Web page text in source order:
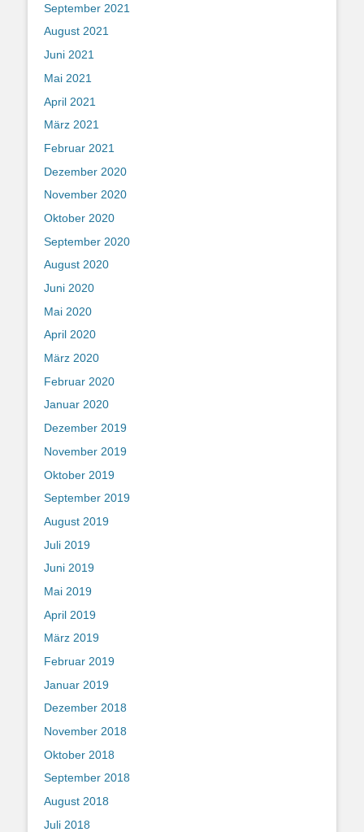
September 2021
August 2021
Juni 2021
Mai 2021
April 2021
März 2021
Februar 2021
Dezember 2020
November 2020
Oktober 2020
September 2020
August 2020
Juni 2020
Mai 2020
April 2020
März 2020
Februar 2020
Januar 2020
Dezember 2019
November 2019
Oktober 2019
September 2019
August 2019
Juli 2019
Juni 2019
Mai 2019
April 2019
März 2019
Februar 2019
Januar 2019
Dezember 2018
November 2018
Oktober 2018
September 2018
August 2018
Juli 2018